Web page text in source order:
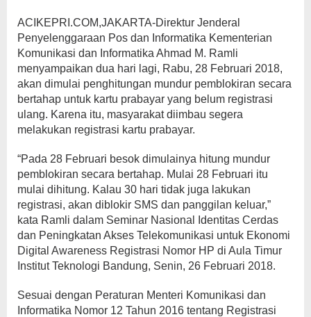
ACIKEPRI.COM,JAKARTA-Direktur Jenderal
Penyelenggaraan Pos dan Informatika Kementerian
Komunikasi dan Informatika Ahmad M. Ramli
menyampaikan dua hari lagi, Rabu, 28 Februari 2018,
akan dimulai penghitungan mundur pemblokiran secara
bertahap untuk kartu prabayar yang belum registrasi
ulang. Karena itu, masyarakat diimbau segera
melakukan registrasi kartu prabayar.
“Pada 28 Februari besok dimulainya hitung mundur
pemblokiran secara bertahap. Mulai 28 Februari itu
mulai dihitung. Kalau 30 hari tidak juga lakukan
registrasi, akan diblokir SMS dan panggilan keluar,”
kata Ramli dalam Seminar Nasional Identitas Cerdas
dan Peningkatan Akses Telekomunikasi untuk Ekonomi
Digital Awareness Registrasi Nomor HP di Aula Timur
Institut Teknologi Bandung, Senin, 26 Februari 2018.‎
Sesuai dengan Peraturan Menteri Komunikasi dan
Informatika Nomor 12 Tahun 2016 tentang Registrasi